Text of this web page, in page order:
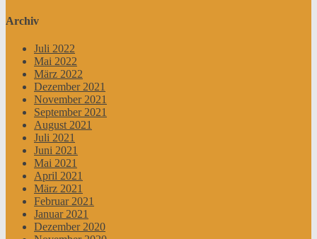
Archiv
Juli 2022
Mai 2022
März 2022
Dezember 2021
November 2021
September 2021
August 2021
Juli 2021
Juni 2021
Mai 2021
April 2021
März 2021
Februar 2021
Januar 2021
Dezember 2020